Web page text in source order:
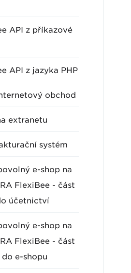
API z příkazové
API z jazyka PHP
obchod
extranetu
systém
e-shop na
FlexiBee - část
účetnictví
e-shop na
FlexiBee - část
e-shopu